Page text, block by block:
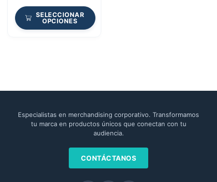
SELECCIONAR
OPCIONES
Especialistas en merchandising corporativo. Transformamos
tu marca en productos únicos que conectan con tu
audiencia.
CONTÁCTANOS